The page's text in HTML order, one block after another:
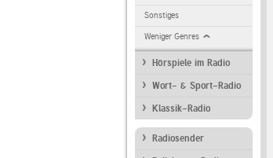
Sonstiges
Weniger Genres
Hörspiele im Radio
Wort- & Sport-Radio
Klassik-Radio
Radiosender